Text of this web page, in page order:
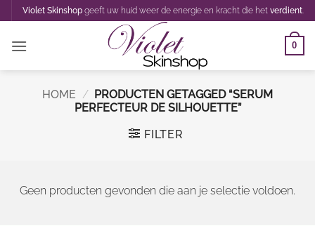
naar
inhoud
Violet Skinshopgeeft uw huid weer de energie en kracht die het verdient.
0
HOME / PRODUCTEN GETAGGED “SERUM
PERFECTEUR DE SILHOUETTE”
FILTER
Geen producten gevonden die aan je selectie voldoen.